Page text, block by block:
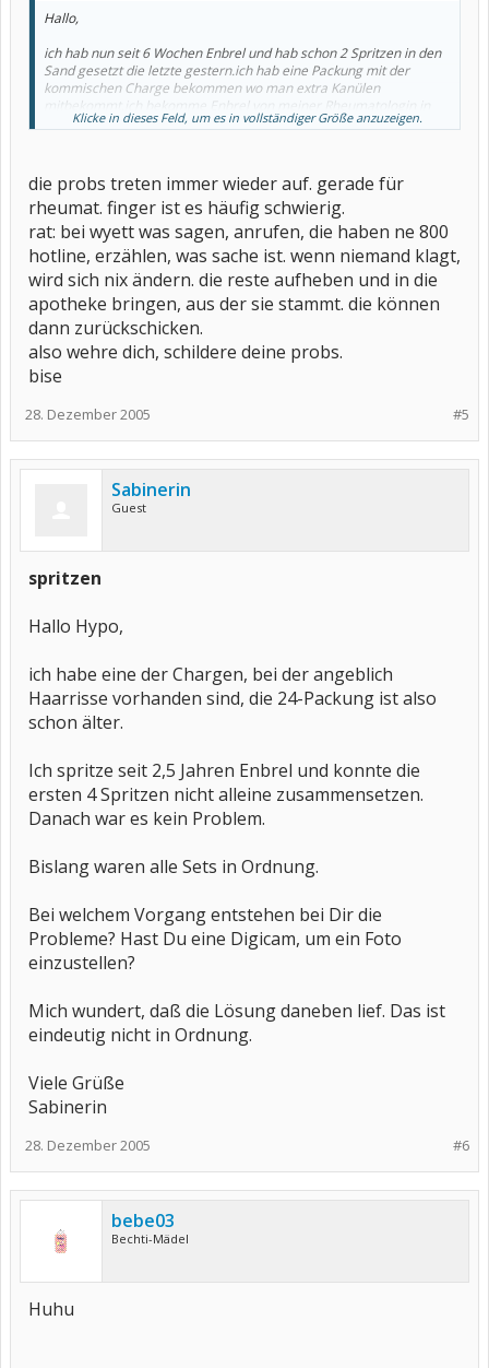
Hallo,
ich hab nun seit 6 Wochen Enbrel und hab schon 2 Spritzen in den
Sand gesetzt die letzte gestern.ich hab eine Packung mit der
kommischen Charge bekommen wo man extra Kanülen
mitbekommt.ich bekomme Enbrel von meiner Rheumatologin in
der Praxis.gestern nun hatte ich das Problem das die Spritze und
...,naja ich hab die Lösung nicht mischen können,lief alles daneben
und meine Rheumatologin hat Urlaub den ich will sie
reklamieren.kostet alles Geld.hat jemand ähnliche Probleme mir
der Charge?
Danke Hypo
Klicke in dieses Feld, um es in vollständiger Größe anzuzeigen.
die probs treten immer wieder auf. gerade für
rheumat. finger ist es häufig schwierig.
rat: bei wyett was sagen, anrufen, die haben ne 800
hotline, erzählen, was sache ist. wenn niemand klagt,
wird sich nix ändern. die reste aufheben und in die
apotheke bringen, aus der sie stammt. die können
dann zurückschicken.
also wehre dich, schildere deine probs.
bise
#5
28. Dezember 2005
Sabinerin
Guest
spritzen
Hallo Hypo,
ich habe eine der Chargen, bei der angeblich
Haarrisse vorhanden sind, die 24-Packung ist also
schon älter.
Ich spritze seit 2,5 Jahren Enbrel und konnte die
ersten 4 Spritzen nicht alleine zusammensetzen.
Danach war es kein Problem.
Bislang waren alle Sets in Ordnung.
Bei welchem Vorgang entstehen bei Dir die
Probleme? Hast Du eine Digicam, um ein Foto
einzustellen?
Mich wundert, daß die Lösung daneben lief. Das ist
eindeutig nicht in Ordnung.
Viele Grüße
Sabinerin
#6
28. Dezember 2005
bebe03
Bechti-Mädel
Huhu